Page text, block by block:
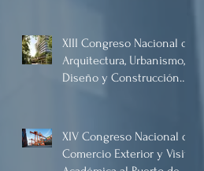
XIII Congreso Nacional de
Arquitectura, Urbanismo,
Diseño y Construcción
XIV Congreso Nacional de
Comercio Exterior y Visita